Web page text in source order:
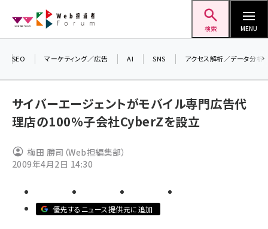
ン
検索 MENU
ai (2801)
note (2310)
SEO マーケティング／広告 AI SNS アクセス解析／データ分析
サイバーエージェントがモバイル専門広告代
理店の100％子会社CyberZを設立
梅田 勝司（Web担編集部）
2009年4月2日 14:30
優先するニュース提供元に追加